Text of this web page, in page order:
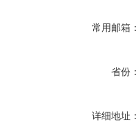
常用邮箱
省份
详细地址